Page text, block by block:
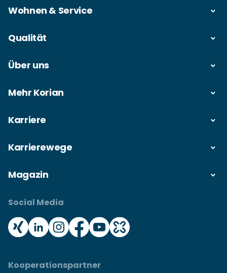
Wohnen & Service
Qualität
Über uns
Mehr Korian
Karriere
Karrierewege
Magazin
Social Media
Kooperationspartner